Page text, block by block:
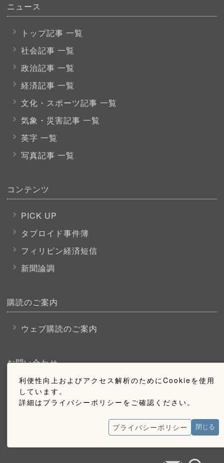
利便性向上およびアクセス解析のためにCookieを使用
しています。
詳細はプライバシーポリシーをご確認ください。
プライバシーポリシー 閉じる
ニュース
トップ記事 一覧
社会記事 一覧
政治記事 一覧
経済記事 一覧
文化・スポーツ記事 一覧
気象・災害記事 一覧
英字 一覧
写真記事 一覧
コンテンツ
PICK UP
タブロイド事件簿
フィリピン経済短信
新聞論調
購読のご案内
ウェブ購読のご案内
お問い合わせ
採用情報
お問い合わせ